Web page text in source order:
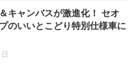
キャンバスが激進化！ セオ
のいいとこどり特別仕様車に